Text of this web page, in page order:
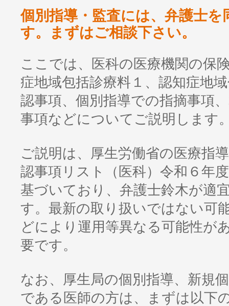
個別指導・監査には、弁護士
す。まずはご相談下さい。
ここでは、医科の医療機関の保
症地域包括診療料１、認知症地
認事項、個別指導での指摘事項
事項などについてご説明します
ご説明は、厚生労働省の医療指
認事項リスト（医科）令和６年
基づいており、弁護士鈴木が適
す。最新の取り扱いではない可
どにより運用等異なる可能性が
要です。
なお、厚生局の個別指導、新規
である医師の方は、まずは以下